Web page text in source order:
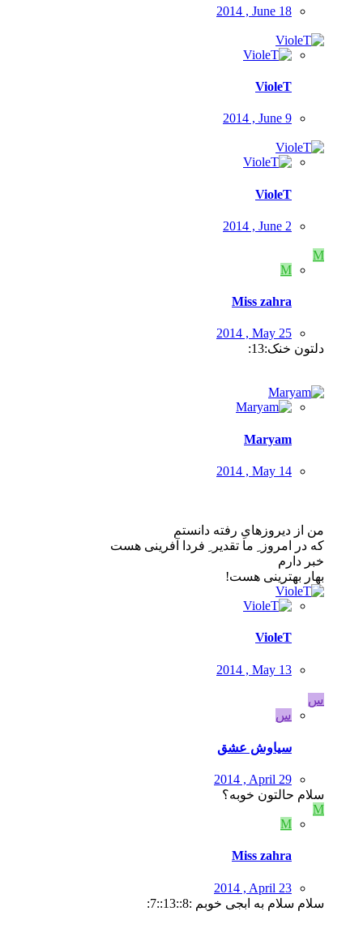
2014 , June 18
VioleT
2014 , June 9
VioleT
2014 , June 2
M
M
Miss zahra
2014 , May 25
دلتون خنک:13:
Maryam
2014 , May 14
من از دیروزهایِ رفته دانستم
که در امروز ِ ما تقدیر ِ فردا آفرینی هست
خبر دارم
بهار بهترینی هست!
VioleT
2014 , May 13
س
س
سیاوش عشق
2014 , April 29
سلام حالتون خوبه؟
M
M
Miss zahra
2014 , April 23
سلام سلام به ابجی خوبم :8::13::7: